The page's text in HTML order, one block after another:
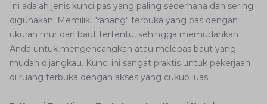
Ini adalah jenis kunci pas yang paling sederhana dan sering
digunakan. Memiliki "rahang" terbuka yang pas dengan
ukuran mur dan baut tertentu, sehingga memudahkan
Anda untuk mengencangkan atau melepas baut yang
mudah dijangkau. Kunci ini sangat praktis untuk pekerjaan
di ruang terbuka dengan akses yang cukup luas.